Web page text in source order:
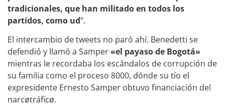
tradicionales, que han militado en todos los
partidos, como ud”.
El intercambio de tweets no paró ahí. Benedetti se
defendió y llamó a Samper«el payaso de Bogotá»
mientras le recordaba los escándalos de corrupción de
su familia como el proceso 8000, dónde su tío el
expresidente Ernesto Samper obtuvo financiación del
narcøtráficø.